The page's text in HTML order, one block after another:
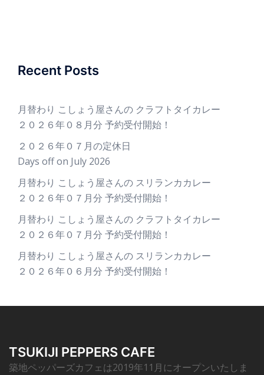
Recent Posts
月替わり こしょう屋さんの クラフトタイカレー
２０２６年０８月分 予約受付開始！
２０２６年０７月の定休日
Days off on July 2026
月替わり こしょう屋さんの スリランカカレー
２０２６年０７月分 予約受付開始！
月替わり こしょう屋さんの クラフトタイカレー
２０２６年０７月分 予約受付開始！
月替わり こしょう屋さんの スリランカカレー
２０２６年０６月分 予約受付開始！
TSUKIJI PEPPERS CAFE
築地ペッパーズカフェは2019年11月にオープンいたしま